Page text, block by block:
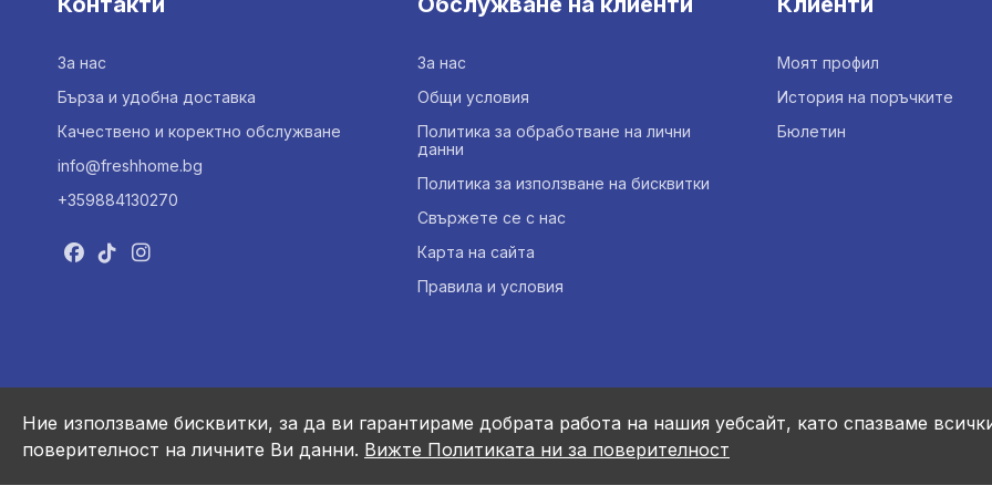
Ние използваме бисквитки, за да ви гарантираме добрата работа на нашия уебсайт, като спазваме
поверителност на личните Ви данни. Вижте Политиката ни за поверителност
За нас
Бърза и удобна доставка
Качествено и коректно обслужване
info@freshhome.bg
+359884130270
За нас
Общи условия
Политика за обработване на лични
данни
Политика за използване на бисквитки
Свържете се с нас
Карта на сайта
Правила и условия
Моят профил
История на поръчките
Бюлетин